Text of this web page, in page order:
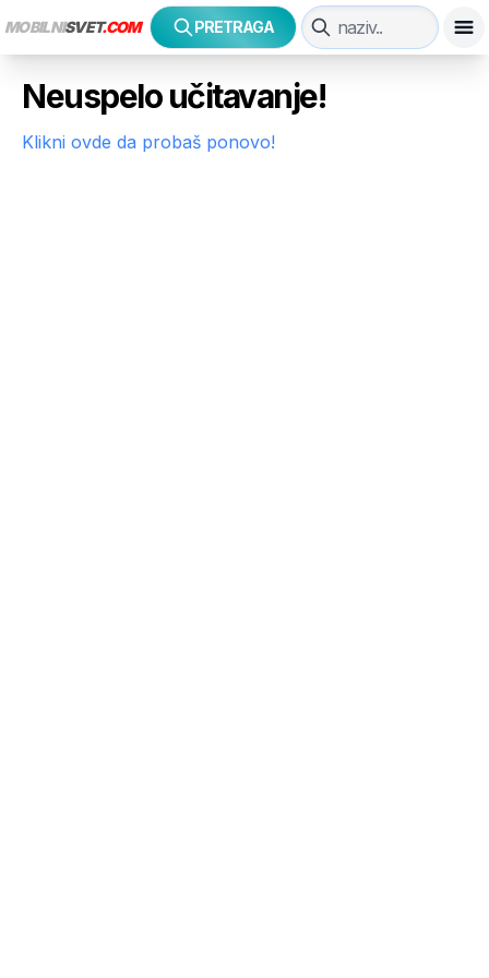
MOBILNISVET.COM PRETRAGA
Neuspelo učitavanje!
Klikni ovde da probaš ponovo!